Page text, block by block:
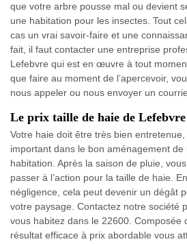
que votre arbre pousse mal ou devient
une habitation pour les insectes. Tout
cas un vrai savoir-faire et une
fait, il faut contacter une entreprise
Lefebvre qui est en œuvre à tout
que faire au moment de l’apercevoir,
nous appeler ou nous envoyer un
Le prix taille de haie de Lefebvre
Votre haie doit être très bien
important dans le bon aménagement de
habitation. Après la saison de pluie,
passer à l’action pour la taille de haie.
négligence, cela peut devenir un dégât
votre paysage. Contactez notre société
vous habitez dans le 22600. Composée
résultat efficace à prix abordable vous